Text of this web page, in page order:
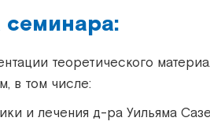
теоретического
в том числе:
и лечения д-ра Уильяма